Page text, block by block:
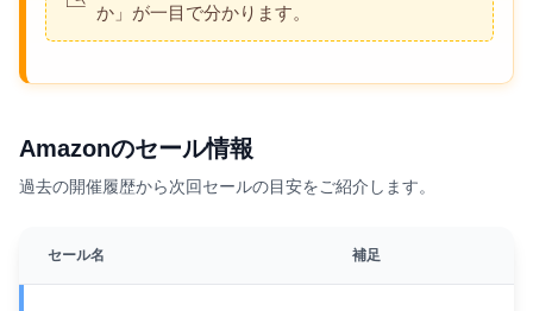
か」が一目で分かります。
Amazonのセール情報
過去の開催履歴から次回セールの目安をご紹介します。
セール名 補足